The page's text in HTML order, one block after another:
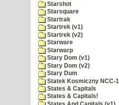
Starshot
Starsquare
Startrak
Startrek (v1)
Startrek (v2)
Starware
Starwarp
Stary Dom (v1)
Stary Dom (v2)
Stary Dum
Statek Kosmiczny NCC-
States & Capitals
States & Capitals!